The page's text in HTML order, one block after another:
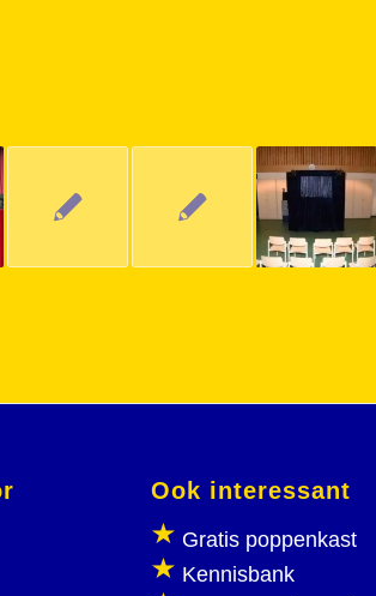
Ook interessant
Gratis poppenkast
Kennisbank